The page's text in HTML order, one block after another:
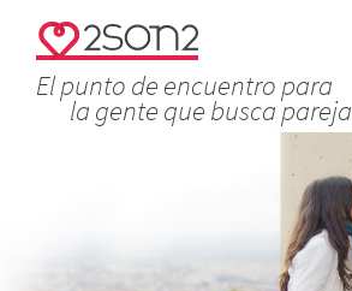
El punto de encuentro para
la gente que busca pareja